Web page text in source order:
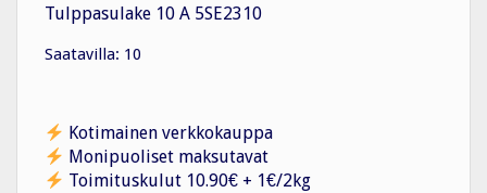
Tulppasulake 10 A 5SE2310
Saatavilla: 10
Kotimainen verkkokauppa
Monipuoliset maksutavat
Toimituskulut 10.90€ + 1€/2kg